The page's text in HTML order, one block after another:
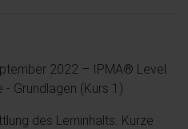
2022 – IPMA® Level
Grundlagen (Kurs 1)
des Lerninhalts. Kurze